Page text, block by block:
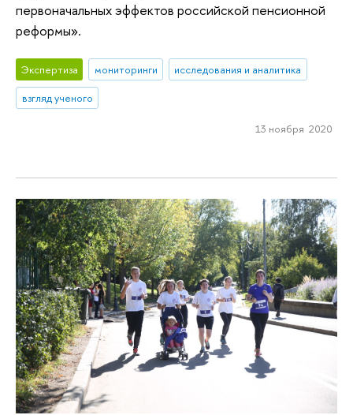
первоначальных эффектов российской пенсионной
реформы».
Экспертиза мониторинги
исследования и аналитика
взгляд ученого
13 ноября 2020